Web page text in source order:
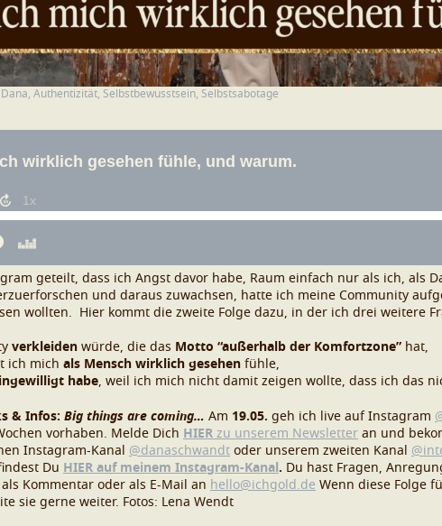
Authentizität Selbstbewusstsein Selbstsabotage
geteilt, dass ich Angst davor habe, Raum einfach nur als ich, als
und daraus zuwachsen, hatte ich meine Community
wollten.
Hier kommt die zweite Folge dazu, in der ich drei weitere
verkleiden würde, die das Motto “außerhalb der Komfortzone” hat,
ich mich als Mensch wirklich gesehen fühle,
habe, weil ich mich nicht damit zeigen wollte, dass ich das
& Infos: Big things are coming… Am 19.05. geh ich live auf Instagram
vorhaben. Melde Dich HIER zu unserem Newsletter an und
Instagram-Kanal
@danaschwandt oder unserem zweiten Kanal
Du HIER auf meinem Instagram-Kanal . Du hast Fragen,
Kommentar oder als E-Mail an hello@ichgold.de Wenn diese Folge
sie gerne weiter. Fotos: Lena Wendt